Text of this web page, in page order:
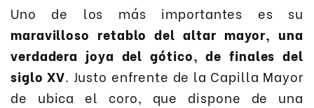
Uno de los más importantes es su
maravilloso retablo del altar mayor, una
verdadera joya del gótico, de finales del
siglo XV. Justo enfrente de la Capilla Mayor
de ubica el coro, que dispone de una